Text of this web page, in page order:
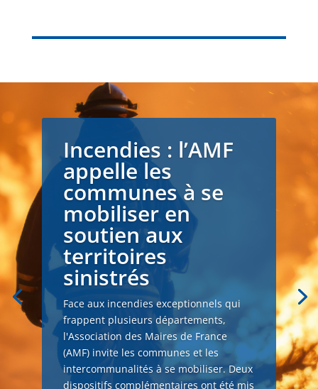
Incendies : l’AMF
appelle les
communes à se
mobiliser en
soutien aux
territoires
sinistrés
Face aux incendies exceptionnels qui
frappent plusieurs départements,
l'Association des Maires de France
(AMF) invite les communes et les
intercommunalités à se mobiliser. Deux
dispositifs complémentaires ont été mis